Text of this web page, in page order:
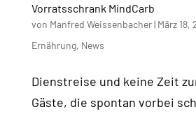
Vorratsschrank MindCarb
von Manfred Weissenbacher| März 18,
Ernährung, News
Dienstreise und keine Zeit
Gäste, die spontan vorbei